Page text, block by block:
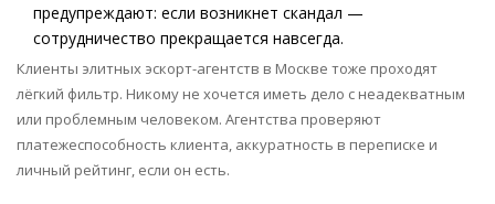
предупреждают: если возникнет скандал —
сотрудничество прекращается навсегда.
Клиенты элитных эскорт-агентств в Москве тоже проходят
лёгкий фильтр. Никому не хочется иметь дело с неадекватным
или проблемным человеком. Агентства проверяют
платежеспособность клиента, аккуратность в переписке и
личный рейтинг, если он есть.